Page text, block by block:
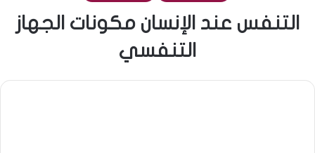
التنفس عند الإنسان مكونات الجهاز
التنفسي